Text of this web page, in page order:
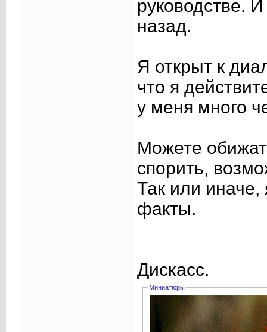
руководстве.
назад.
Я открыт к
что я
у меня много
Можете
спорить,
Так или иначе,
факты.
Дискасс.
Миниатюры